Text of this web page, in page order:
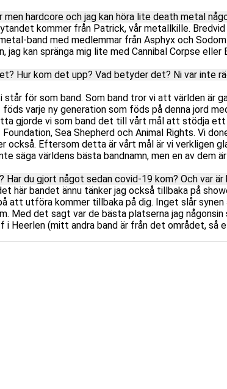
men hardcore och jag kan höra lite death metal
kommer från Patrick, vår metallkille.
band med medlemmar från Asphyx och
kan spränga mig lite med Cannibal Corpse eller
Hur kom det upp? Vad betyder det? Ni var inte
står för som band. Som band tror vi att världen är
varje ny generation som föds på denna jord
gjorde vi som band det till vårt mål att stödja
Sea Shepherd och Animal Rights. Vi
också. Eftersom detta är vårt mål är vi verkligen
säga världens bästa bandnamn, men en av dem
Har du gjort något sedan covid-19 kom? Och var
här bandet ännu tänker jag också tillbaka på
att utföra kommer tillbaka på dig. Inget slår
Med det sagt var de bästa platserna jag
Heerlen (mitt andra band är från det området, så